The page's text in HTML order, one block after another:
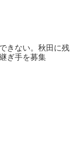
きない。秋田に
ぎ手を募集